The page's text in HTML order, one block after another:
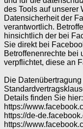
des Tools auf unserer
Datensicherheit der
verantwortlich.
hinsichtlich der bei
Sie direkt bei
Betroffenenrechte bei
verpflichtet, diese an
Die
Details finden Sie hier:
https://
https://de-
https://